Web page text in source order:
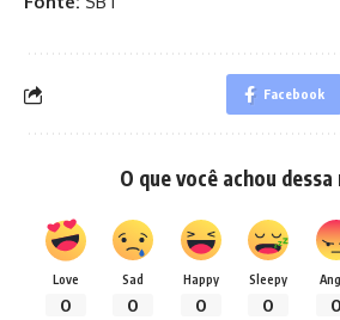
Facebook
O que você achou
Love
0
Sad
0
Happy
0
Sleepy
0 0